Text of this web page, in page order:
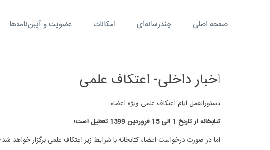
صفحه اصلی چندرسانه‌ای امکانات عضویت و آیین‌نامه‌ها
اخبار داخلی- اعتکاف علمی
دستورالعمل ایام اعتکاف علمی ویژه اعضاء
کتابخانه از تاریخ 1 الی 15 فروردین 1399 تعطیل است؛
اما در صورت درخواست اعضاء کتابخانه با شرایط زیر اعتکاف علمی برگزار خواهد شد: